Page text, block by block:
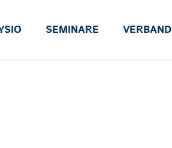
SEMINARE VERBAND